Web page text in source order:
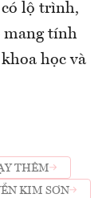
lộ trình,
mang tính
học và
THÊM
KIM SƠN